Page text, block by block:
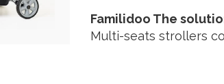
Familidoo The
Multi-seats strollers